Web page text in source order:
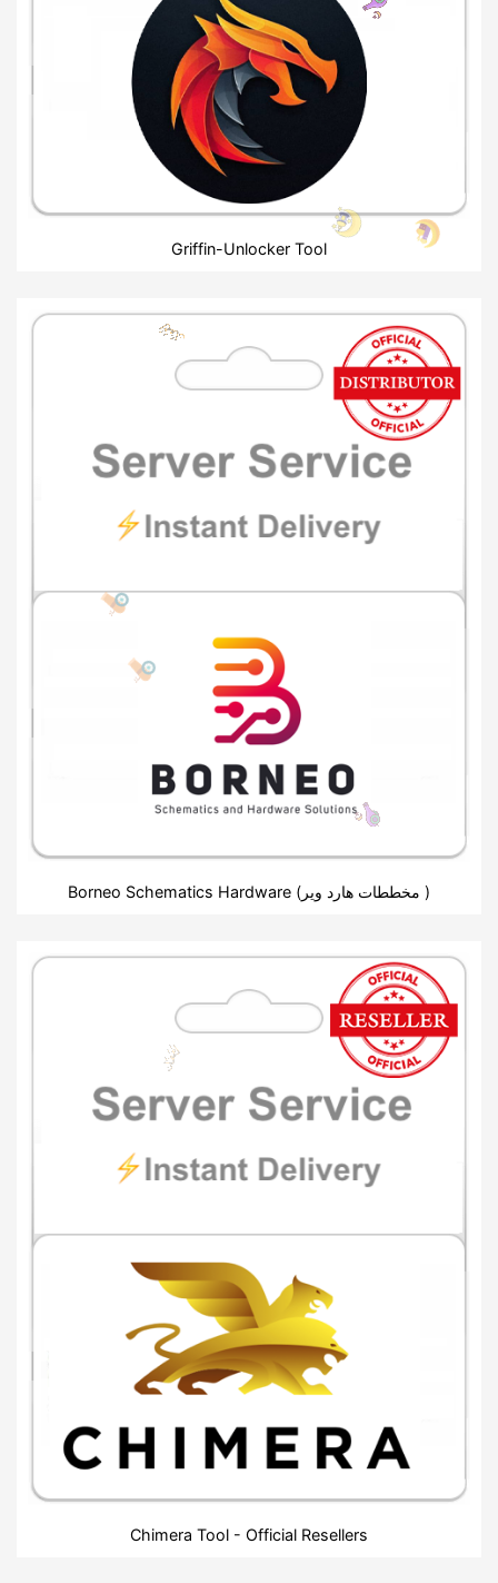
Griffin-Unlocker Tool
Borneo Schematics Hardware (مخططات هارد وير )
Chimera Tool - Official Resellers